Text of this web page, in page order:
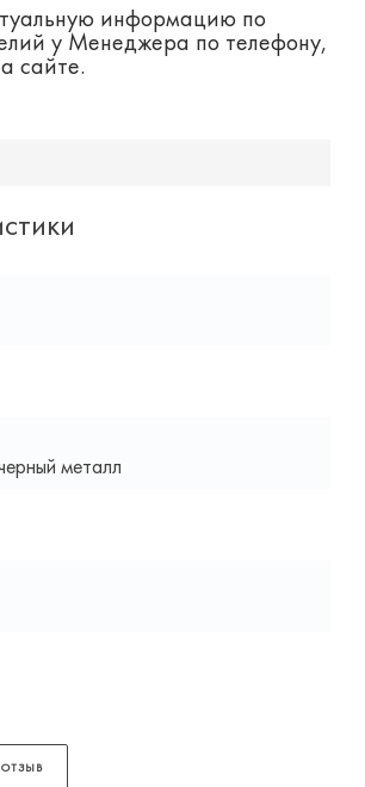
информацию по
у Менеджера по телефону,
сайте.
металл